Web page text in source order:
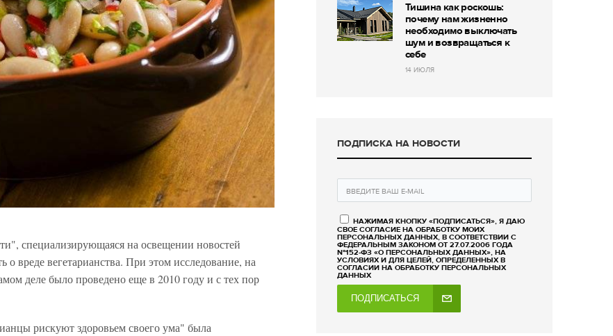
специализирующаяся на освещении новостей
о вреде вегетарианства. При этом исследование, на
деле было проведено еще в 2010 году и с тех пор
рискуют здоровьем своего ума" была
Тишина как роскошь:
почему нам жизненно
необходимо выключать
шум и возвращаться к
себе
14 ИЮЛЯ
ПОДПИСКА НА НОВОСТИ
НАЖИМАЯ КНОПКУ «ПОДПИСАТЬСЯ», Я ДАЮ
СВОЕ СОГЛАСИЕ НА ОБРАБОТКУ МОИХ
ПЕРСОНАЛЬНЫХ ДАННЫХ, В СООТВЕТСТВИИ С
ФЕДЕРАЛЬНЫМ ЗАКОНОМ ОТ 27.07.2006 ГОДА
№152-ФЗ «О ПЕРСОНАЛЬНЫХ ДАННЫХ», НА
УСЛОВИЯХ И ДЛЯ ЦЕЛЕЙ, ОПРЕДЕЛЕННЫХ В
СОГЛАСИИ НА ОБРАБОТКУ ПЕРСОНАЛЬНЫХ
ДАННЫХ
ПОДПИСАТЬСЯ